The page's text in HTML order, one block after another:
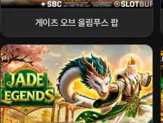
게이츠 오브 올림푸스 팝